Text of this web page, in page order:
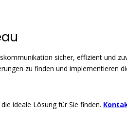
sicher, effizient und
zu finden und implementieren
ideale Lösung für Sie finden.